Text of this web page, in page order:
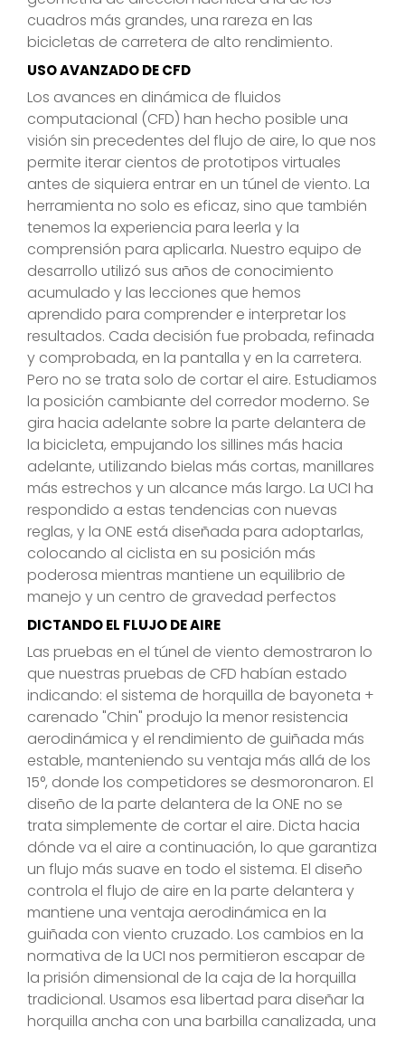
cuadros más grandes, una rareza en las
bicicletas de carretera de alto rendimiento.
USO AVANZADO DE CFD
Los avances en dinámica de fluidos
computacional (CFD) han hecho posible una
visión sin precedentes del flujo de aire, lo que nos
permite iterar cientos de prototipos virtuales
antes de siquiera entrar en un túnel de viento. La
herramienta no solo es eficaz, sino que también
tenemos la experiencia para leerla y la
comprensión para aplicarla. Nuestro equipo de
desarrollo utilizó sus años de conocimiento
acumulado y las lecciones que hemos
aprendido para comprender e interpretar los
resultados. Cada decisión fue probada, refinada
y comprobada, en la pantalla y en la carretera.
Pero no se trata solo de cortar el aire. Estudiamos
la posición cambiante del corredor moderno. Se
gira hacia adelante sobre la parte delantera de
la bicicleta, empujando los sillines más hacia
adelante, utilizando bielas más cortas, manillares
más estrechos y un alcance más largo. La UCI ha
respondido a estas tendencias con nuevas
reglas, y la ONE está diseñada para adoptarlas,
colocando al ciclista en su posición más
poderosa mientras mantiene un equilibrio de
manejo y un centro de gravedad perfectos
DICTANDO EL FLUJO DE AIRE
Las pruebas en el túnel de viento demostraron lo
que nuestras pruebas de CFD habían estado
indicando: el sistema de horquilla de bayoneta +
carenado "Chin" produjo la menor resistencia
aerodinámica y el rendimiento de guiñada más
estable, manteniendo su ventaja más allá de los
15°, donde los competidores se desmoronaron. El
diseño de la parte delantera de la ONE no se
trata simplemente de cortar el aire. Dicta hacia
dónde va el aire a continuación, lo que garantiza
un flujo más suave en todo el sistema. El diseño
controla el flujo de aire en la parte delantera y
mantiene una ventaja aerodinámica en la
guiñada con viento cruzado. Los cambios en la
normativa de la UCI nos permitieron escapar de
la prisión dimensional de la caja de la horquilla
tradicional. Usamos esa libertad para diseñar la
horquilla ancha con una barbilla canalizada, una